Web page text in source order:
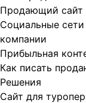
Продающий сайт
Социальные
компании
Прибыльная
Как писать
Решения
Сайт для